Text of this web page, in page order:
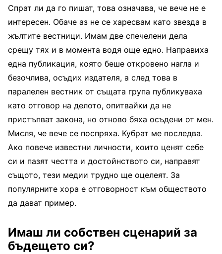
Спрат ли да го пишат, това означава, че вече не е
интересен. Обаче аз не се харесвам като звезда в
жълтите вестници. Имам две спечелени дела
срещу тях и в момента водя още едно. Направиха
една публикация, която беше откровено нагла и
безочлива, осъдих издателя, а след това в
паралелен вестник от същата група публикуваха
като отговор на делото, опитвайки да не
пристъпват закона, но отново бяха осъдени от мен.
Мисля, че вече се поспряха. Кубрат ме последва.
Ако повече известни личности, които ценят себе
си и пазят честта и достойнството си, направят
същото, тези медии трудно ще оцелеят. За
популярните хора е отговорност към обществото
да дават пример.
Имаш ли собствен сценарий за
бъдещето си?